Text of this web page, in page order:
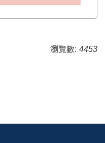
瀏覽數: 4453